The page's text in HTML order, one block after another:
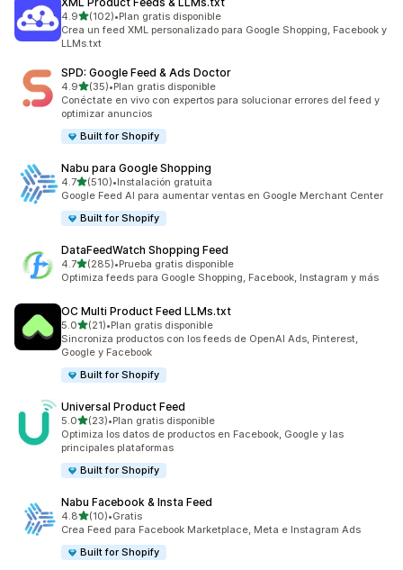
4.9de 5 estrellas
(102)
102 reseñas en total
•Plan gratis disponible
Crea un feed XML personalizado para Google Shopping, Facebook y
LLMs.txt
SPD: Google Feed & Ads Doctor
4.9de 5 estrellas
(35)
35 reseñas en total
•Plan gratis disponible
Conéctate en vivo con expertos para solucionar errores del feed y
optimizar anuncios
Built for Shopify
Nabu para Google Shopping
4.7de 5 estrellas
(510)
510 reseñas en total
•Instalación gratuita
Google Feed AI para aumentar ventas en Google Merchant Center
Built for Shopify
DataFeedWatch Shopping Feed
4.7de 5 estrellas
(285)
285 reseñas en total
•Prueba gratis disponible
Optimiza feeds para Google Shopping, Facebook, Instagram y más
OC Multi Product Feed LLMs.txt
5.0de 5 estrellas
(21)
21 reseñas en total
•Plan gratis disponible
Sincroniza productos con los feeds de OpenAI Ads, Pinterest,
Google y Facebook
Built for Shopify
Universal Product Feed
5.0de 5 estrellas
(23)
23 reseñas en total
•Plan gratis disponible
Optimiza los datos de productos en Facebook, Google y las
principales plataformas
Built for Shopify
Nabu Facebook & Insta Feed
4.8de 5 estrellas
(10)
10 reseñas en total
•Gratis
Crea Feed para Facebook Marketplace, Meta e Instagram Ads
Built for Shopify